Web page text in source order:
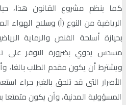
كما ينظم مشروع القانون هذا،
الرياضية من النوع (أ) وسلاح
بحيازة أسلحة القنص والرماية
مسدس يدوي بضرورة التوفر على
ويشترط أن يكون مقدم الطلب بالغا،
الأضرار التي قد تلحق بالغير جراء
المسؤولية المدنية، وأن يكون متمتعا